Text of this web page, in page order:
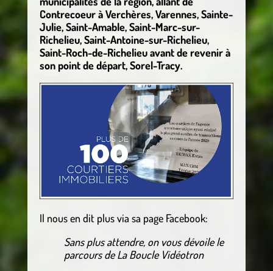
Contrecoeur à Verchères, Varennes, Sainte-
Julie, Saint-Amable, Saint-Marc-sur-
Richelieu, Saint-Antoine-sur-Richelieu,
Saint-Roch-de-Richelieu avant de revenir à
son point de départ, Sorel-Tracy.
Il nous en dit plus via sa page Facebook:
Sans plus attendre, on vous dévoile le
parcours de La Boucle Vidéotron